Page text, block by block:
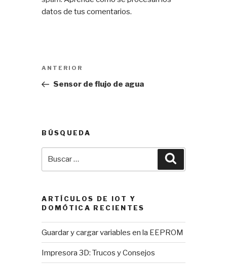
datos de tus comentarios.
entradas
Entrada
anterior:
ANTERIOR
Sensor de flujo de agua
BÚSQUEDA
ARTÍCULOS DE IOT Y
DOMÓTICA RECIENTES
Guardar y cargar variables en la EEPROM
Impresora 3D: Trucos y Consejos